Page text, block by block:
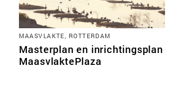
MAASVLAKTE, ROTTERDAM
Masterplan en inrichtingsplan
MaasvlaktePlaza